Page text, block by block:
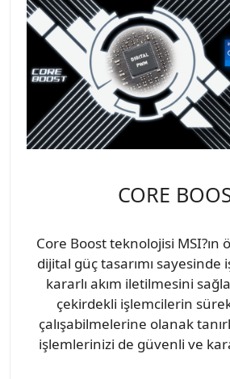
CORE
Core Boost teknolojisi MSI?ın
dijital güç tasarımı sayesinde
kararlı akım iletilmesini
çekirdekli işlemcilerin
çalışabilmelerine olanak
işlemlerinizi de güvenli ve